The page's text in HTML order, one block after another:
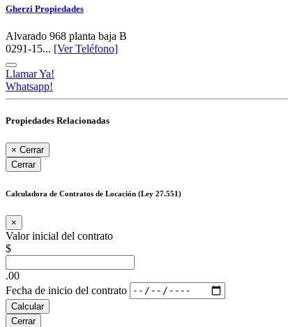
Gherzi Propiedades
Alvarado 968 planta baja B
0291-15... [Ver Teléfono]
Llamar Ya!
Whatsapp!
Propiedades Relacionadas
× Cerrar
Cerrar
Calculadora de Contratos de Locación (Ley 27.551)
×
Valor inicial del contrato
$
.00
Fecha de inicio del contrato
Calcular
Cerrar